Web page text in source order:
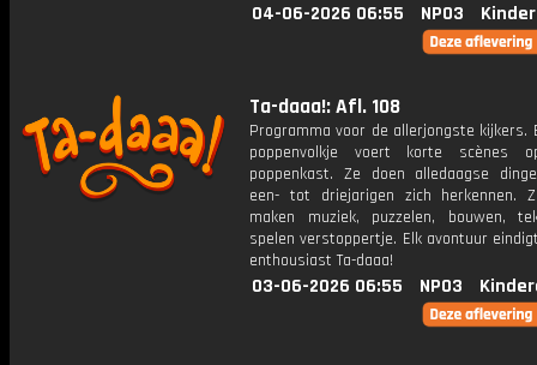
04-06-2026 06:55 NPO3
Ta-daaa!: Afl. 108
Programma voor de allerjongste kijkers.
poppenvolkje voert korte scènes
poppenkast. Ze doen alledaagse
een- tot driejarigen zich herkennen.
maken muziek, puzzelen, bouwen,
spelen verstoppertje. Elk avontuur
enthousiast Ta-daaa!
03-06-2026 06:55 NPO3